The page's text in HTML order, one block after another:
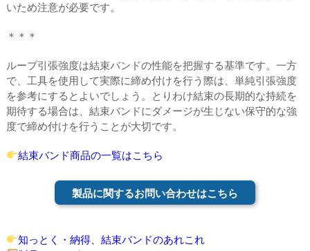
いため注意が必要です。
＊＊＊
ループ引張強度は結束バンドの性能を把握する基準です。一方
で、工具を使用して実際に締め付けを行う際は、単純引張強度
を参考にするとよいでしょう。とりわけ結束の長期的な持続を
期待する場合は、結束バンドにダメージが生じない保守的な強
度で締め付けを行うことが大切です。
結束バンド商品の一覧はこちら
製品に関するお問い合わせはこちら
知っとく・納得、結束バンドのあれこれ